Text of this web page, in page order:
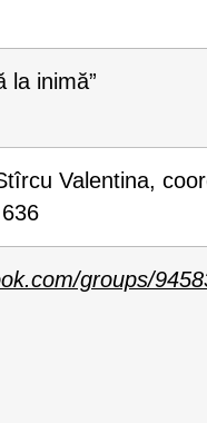
la inimă”
Valentina,
groups/